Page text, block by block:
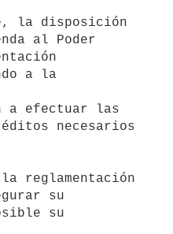
la disposición
al Poder
a la
a efectuar las
necesarios
reglamentación
su
su